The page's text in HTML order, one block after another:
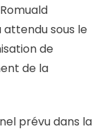
sous le
de
de la
prévu dans la